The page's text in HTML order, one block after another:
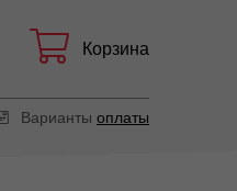
Корзина
Варианты оплаты